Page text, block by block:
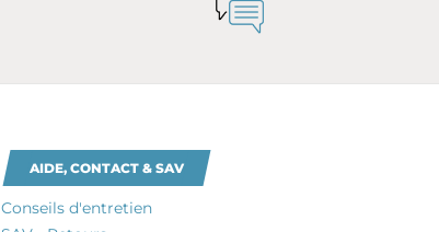
AIDE, CONTACT & SAV
Conseils d'entretien